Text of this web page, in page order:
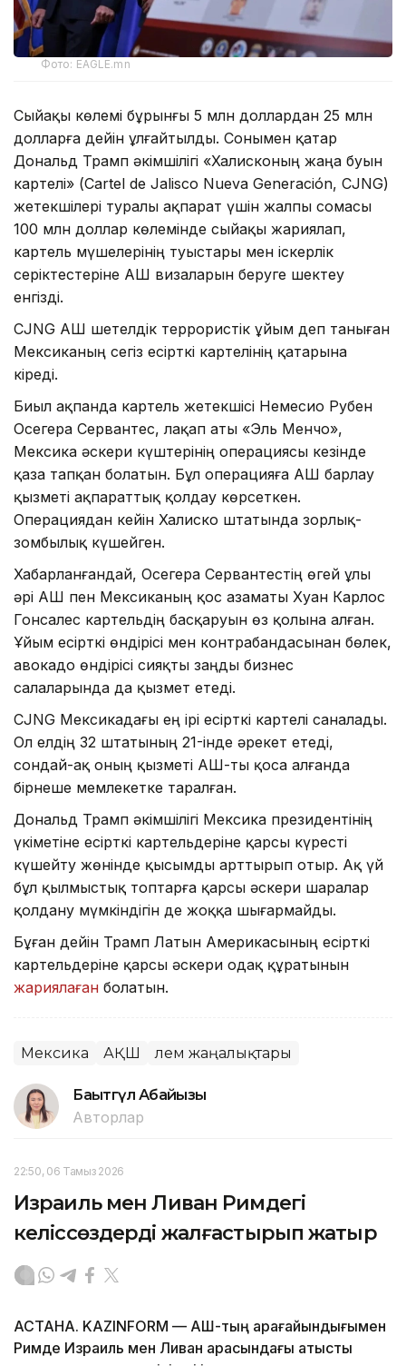
Фото: EAGLE.mn
Сыйақы көлемі бұрынғы 5 млн доллардан 25 млн
долларға дейін ұлғайтылды. Сонымен қатар
Дональд Трамп әкімшілігі «Халисконың жаңа буын
картелі» (Cartel de Jalisco Nueva Generación, CJNG)
жетекшілері туралы ақпарат үшін жалпы сомасы
100 млн доллар көлемінде сыйақы жариялап,
картель мүшелерінің туыстары мен іскерлік
серіктестеріне АҚШ визаларын беруге шектеу
енгізді.
CJNG АҚШ шетелдік террористік ұйым деп таныған
Мексиканың сегіз есірткі картелінің қатарына
кіреді.
Биыл ақпанда картель жетекшісі Немесио Рубен
Осегера Сервантес, лақап аты «Эль Менчо»,
Мексика әскери күштерінің операциясы кезінде
қаза тапқан болатын. Бұл операцияға АҚШ барлау
қызметі ақпараттық қолдау көрсеткен.
Операциядан кейін Халиско штатында зорлық-
зомбылық күшейген.
Хабарланғандай, Осегера Сервантестің өгей ұлы
әрі АҚШ пен Мексиканың қос азаматы Хуан Карлос
Гонсалес картельдің басқаруын өз қолына алған.
Ұйым есірткі өндірісі мен контрабандасынан бөлек,
авокадо өндірісі сияқты заңды бизнес
салаларында да қызмет етеді.
CJNG Мексикадағы ең ірі есірткі картелі саналады.
Ол елдің 32 штатының 21-інде әрекет етеді,
сондай-ақ оның қызметі АҚШ-ты қоса алғанда
бірнеше мемлекетке таралған.
Дональд Трамп әкімшілігі Мексика президентінің
үкіметіне есірткі картельдеріне қарсы күресті
күшейту жөнінде қысымды арттырып отыр. Ақ үй
бұл қылмыстық топтарға қарсы әскери шаралар
қолдану мүмкіндігін де жоққа шығармайды.
Бұған дейін Трамп Латын Америкасының есірткі
картельдеріне қарсы әскери одақ құратынын
жариялаған болатын.
Мексика АҚШ Әлем жаңалықтары
Бақытгүл Абайқызы
Авторлар
22:50, 06 Тамыз 2026
Израиль мен Ливан Римдегі
келіссөздерді жалғастырып жатыр
АСТАНА. KAZINFORM — АҚШ-тың арағайындығымен
Римде Израиль мен Ливан арасындағы атысты